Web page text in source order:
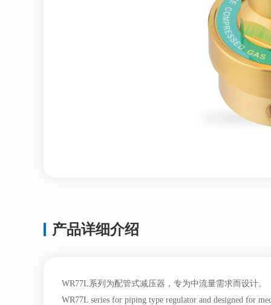
产品详细介绍
WR77L系列为配管式减压器，专为中流量需求而设计。
WR77L series for piping type regulator and designed for